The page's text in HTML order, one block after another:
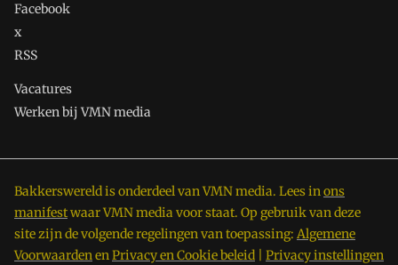
Facebook
x
RSS
Vacatures
Werken bij VMN media
Bakkerswereld is onderdeel van VMN media. Lees inons
manifestwaar VMN media voor staat. Op gebruik van deze
site zijn de volgende regelingen van toepassing: Algemene
VoorwaardenenPrivacy en Cookie beleid Privacy instellingen